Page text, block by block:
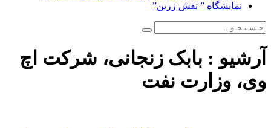
نمایشگاه ” نقش زرین”
آرشیو : بابک زنجانی، شرکت اچ
وی، وزارت نفت